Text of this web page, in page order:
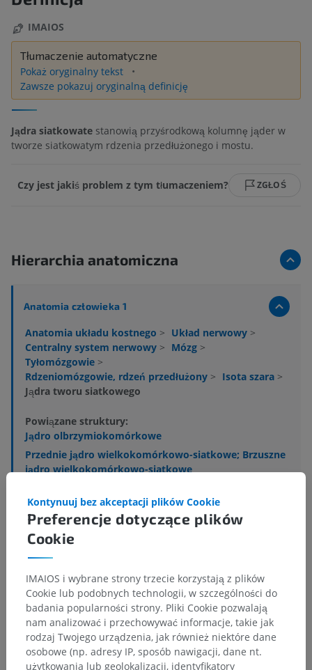
IMAIOS
Tłumaczenie automatyczne
Pokaż oryginalny tekst
Zawsze pokazuj oryginalną definicję
Jądra siatkowate stanowią przyśrodkową kolumnę jąder w
tworze siatkowatym rdzenia przedłużonego i mostu.
Czy jest jakiś problem z tym tłumaczeniem? ZGŁOŚ
Hierarchia anatomiczna
Anatomia człowieka 1
Anatomia układu kostnego > Układ nerwowy >
Centralny system nerwowy > Mózg >
Tyłomózgowie >
Rdzeniomózgowie, rdzeń przedłużony > Isota szara >
Jądra tworu siatkowego
Powiązane struktury:
Jądro olbrzymiokomórkowe
Przednie jądro wielkokomórkowo-siatkowe; Brzuszne
jądro wielkokomórkowo-siatkowe
Jądro międzypęczkowe nerwu podjęzykowego
Jądro siatkowate pośrednie
Jądro siatkowate boczny
Jądro siatkowate przyolbrzymiokomórkowe tylne;
jądro siatkowate przyolbrzymiokomórkowe
grzbietowe
Pokaż więcej
Preferencje dotyczące plików
Cookie
Kontynuuj bez akceptacji plików Cookie
IMAIOS i wybrane strony trzecie korzystają z plików
Cookie lub podobnych technologii, w szczególności do
badania popularności strony. Pliki Cookie pozwalają
nam analizować i przechowywać informacje, takie jak
rodzaj Twojego urządzenia, jak również niektóre dane
osobowe (np. adresy IP, sposób nawigacji, dane nt.
użytkowania lub geolokalizacji, identyfikatory